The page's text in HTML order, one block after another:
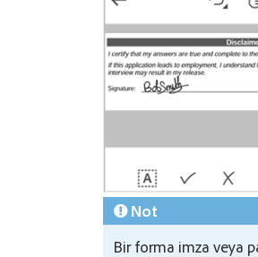
Not
Bir forma imza veya